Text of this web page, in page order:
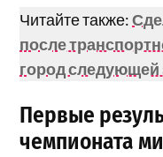
Читайте также:
после
город следующей
Первые
чемпионата